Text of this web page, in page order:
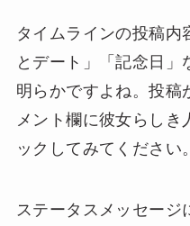
タイムラインの投稿内
とデート」「記念日
明らかですよね。投稿
メント欄に彼女らしき
ックしてみてください。
ステータスメッセージ